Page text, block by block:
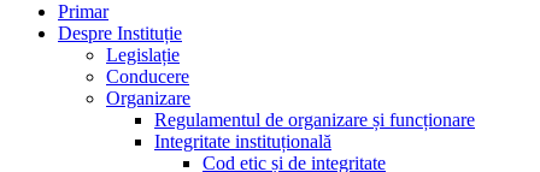
Primar
Despre Instituție
Legislație
Conducere
Organizare
Regulamentul de organizare și funcționare
Integritate instituțională
Cod etic și de integritate